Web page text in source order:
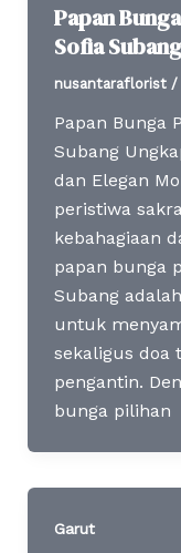
Papan
Sofia Subang
nusantaraflorist /
Papan Bunga
Subang
dan Elegan
peristiwa
kebahagiaan
papan bunga
Subang
untuk
sekaligus doa
pengantin.
bunga pilihan
Garut